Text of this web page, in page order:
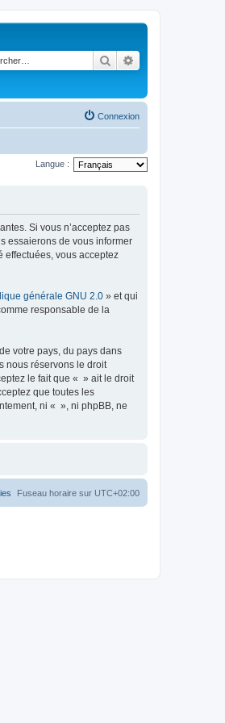
Rechercher
Connexion
Langue :
Si vous n’acceptez pas
essaierons de vous informer
effectuées, vous acceptez
générale GNU 2.0 » et qui
responsable de la
votre pays, du pays dans
nous réservons le droit
le fait que « » ait le droit
que toutes les
ni « », ni phpBB, ne
Fuseau horaire sur UTC+02:00